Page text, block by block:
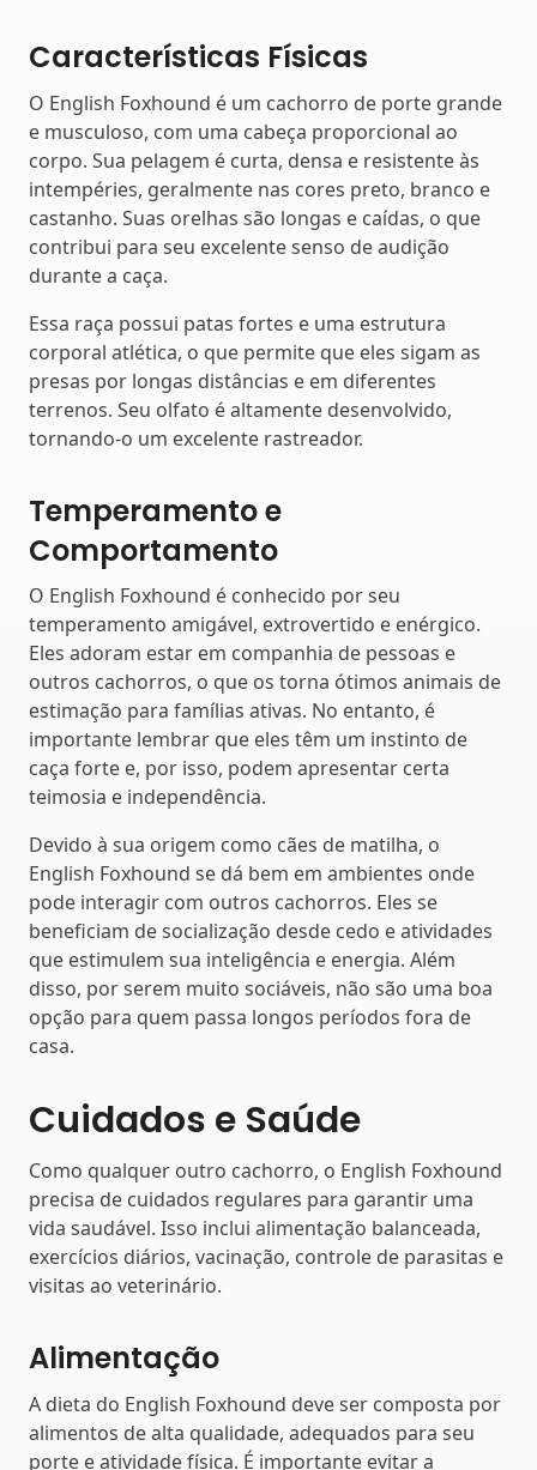
Características Físicas
O English Foxhound é um cachorro de porte grande
e musculoso, com uma cabeça proporcional ao
corpo. Sua pelagem é curta, densa e resistente às
intempéries, geralmente nas cores preto, branco e
castanho. Suas orelhas são longas e caídas, o que
contribui para seu excelente senso de audição
durante a caça.
Essa raça possui patas fortes e uma estrutura
corporal atlética, o que permite que eles sigam as
presas por longas distâncias e em diferentes
terrenos. Seu olfato é altamente desenvolvido,
tornando-o um excelente rastreador.
Temperamento e
Comportamento
O English Foxhound é conhecido por seu
temperamento amigável, extrovertido e enérgico.
Eles adoram estar em companhia de pessoas e
outros cachorros, o que os torna ótimos animais de
estimação para famílias ativas. No entanto, é
importante lembrar que eles têm um instinto de
caça forte e, por isso, podem apresentar certa
teimosia e independência.
Devido à sua origem como cães de matilha, o
English Foxhound se dá bem em ambientes onde
pode interagir com outros cachorros. Eles se
beneficiam de socialização desde cedo e atividades
que estimulem sua inteligência e energia. Além
disso, por serem muito sociáveis, não são uma boa
opção para quem passa longos períodos fora de
casa.
Cuidados e Saúde
Como qualquer outro cachorro, o English Foxhound
precisa de cuidados regulares para garantir uma
vida saudável. Isso inclui alimentação balanceada,
exercícios diários, vacinação, controle de parasitas e
visitas ao veterinário.
Alimentação
A dieta do English Foxhound deve ser composta por
alimentos de alta qualidade, adequados para seu
porte e atividade física. É importante evitar a